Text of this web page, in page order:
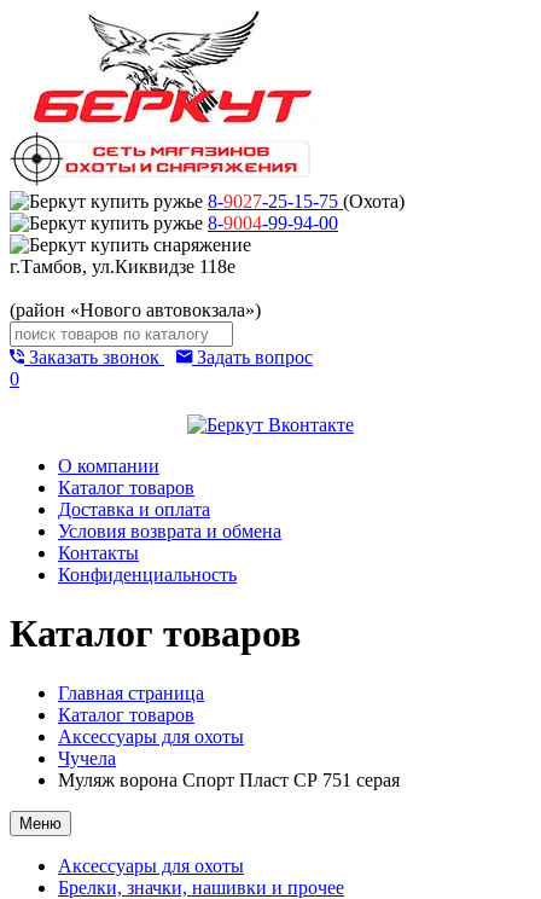
8-9027-25-15-75 (Охота)
8-9004-99-94-00
г.Тамбов, ул.Киквидзе 118е
(район «Нового автовокзала»)
Заказать звонок
Задать вопрос
0
О компании
Каталог товаров
Доставка и оплата
Условия возврата и обмена
Контакты
Конфиденциальность
Каталог товаров
Главная страница
Каталог товаров
Аксессуары для охоты
Чучела
Муляж ворона Спорт Пласт СР 751 серая
Меню
Аксессуары для охоты
Брелки, значки, нашивки и прочее